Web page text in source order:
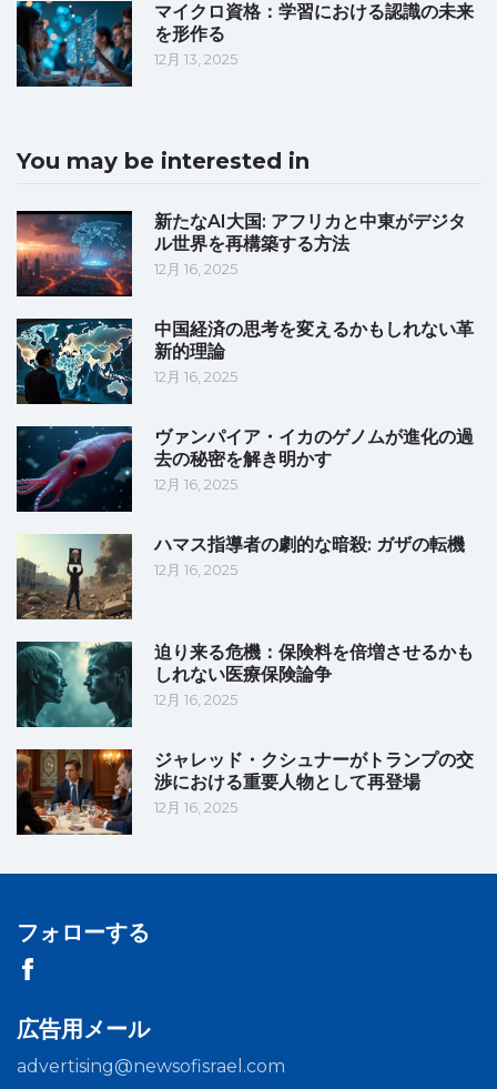
マイクロ資格：学習における認識の未来
を形作る
12月 13, 2025
You may be interested in
新たなAI大国: アフリカと中東がデジタ
ル世界を再構築する方法
12月 16, 2025
中国経済の思考を変えるかもしれない革
新的理論
12月 16, 2025
ヴァンパイア・イカのゲノムが進化の過
去の秘密を解き明かす
12月 16, 2025
ハマス指導者の劇的な暗殺: ガザの転機
12月 16, 2025
迫り来る危機：保険料を倍増させるかも
しれない医療保険論争
12月 16, 2025
ジャレッド・クシュナーがトランプの交
渉における重要人物として再登場
12月 16, 2025
フォローする
広告用メール
advertising@newsofisrael.com